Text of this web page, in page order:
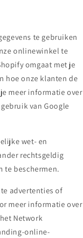
te gebruiken
onlinewinkel te
omgaat met je
hoe onze klanten de
meer informatie over
van Google
wet- en
rechtsgeldig
te beschermen.
advertenties of
meer informatie over
Network
online-